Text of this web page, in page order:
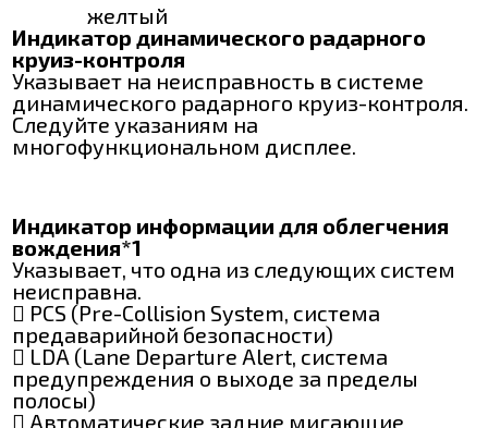
желтый
Индикатор динамического радарного
круиз-контроля
Указывает на неисправность в системе
динамического радарного круиз-контроля.
Следуйте указаниям на
многофункциональном дисплее.
Индикатор информации для облегчения
вождения*1
Указывает, что одна из следующих систем
неисправна.
 PCS (Pre-Collision System, система
предаварийной безопасности)
 LDA (Lane Departure Alert, система
предупреждения о выходе за пределы
полосы)
 Автоматические задние мигающие